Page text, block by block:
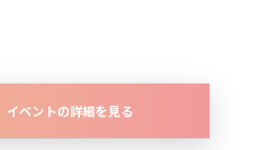
イベントの詳細を見る